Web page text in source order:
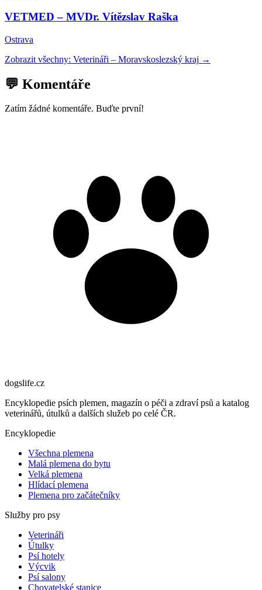
VETMED – MVDr. Vítězslav Raška
Ostrava
Zobrazit všechny: Veterináři – Moravskoslezský kraj →
💬 Komentáře
Zatím žádné komentáře. Buďte první!
dogslife.cz
Encyklopedie psích plemen, magazín o péči a zdraví psů a katalog
veterinářů, útulků a dalších služeb po celé ČR.
Encyklopedie
Všechna plemena
Malá plemena do bytu
Velká plemena
Hlídací plemena
Plemena pro začátečníky
Služby pro psy
Veterináři
Útulky
Psí hotely
Výcvik
Psí salony
Chovatelské stanice